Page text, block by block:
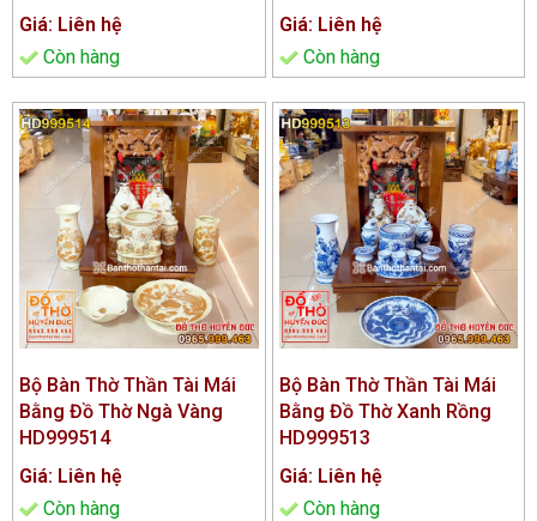
Giá: Liên hệ
Còn hàng
Giá: Liên hệ
Còn hàng
Bộ Bàn Thờ Thần Tài Mái
Bằng Đồ Thờ Ngà Vàng
HD999514
Giá: Liên hệ
Còn hàng
Bộ Bàn Thờ Thần Tài Mái
Bằng Đồ Thờ Xanh Rồng
HD999513
Giá: Liên hệ
Còn hàng